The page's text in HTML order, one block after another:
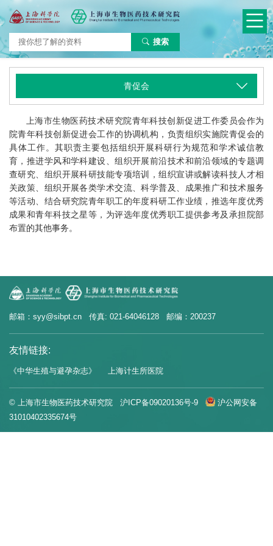
搜索
青促会
上海市生物医药技术研究院青年科技创新促进工作委员会作为
院青年科技创新促进会工作的协调机构，负责组织实施院青促会的
具体工作。其职责主要包括组织开展科研行为规范和学术诚信教
育，推进学风和学科建设、组织开展前沿技术和前沿领域的专题调
查研究、组织开展科研技能专项培训，组织宣讲或解读科技人才相
关政策、组织开展各类学术交流、科学普及、成果推广和技术服务
等活动、结合研究院青年职工的年度科研工作业绩，推选年度优秀
成果和青年科技之星等，为评选年度优秀职工提供参考及承担院部
布置的其他事务。
邮箱：syy@sibpt.cn 传真: 021-64046128 邮编：200237
友情链接:
《中华生殖与避孕杂志》 上海计生所医院
© 上海市生物医药技术研究院 沪ICP备09020136号-9
沪公网安备
31010402335674号